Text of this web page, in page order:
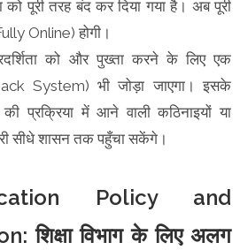
पूरी तरह बंद कर दिया गया है। अब पूरी
Online) होगी।
को और पुख्ता करने के लिए एक
System) भी जोड़ा जाएगा। इसके
की प्रक्रिया में आने वाली कठिनाइयों या
सीधे शासन तक पहुँचा सकेंगे।
Policy and
शिक्षा विभाग के लिए अलग